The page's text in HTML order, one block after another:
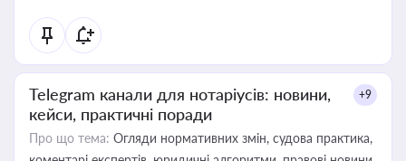
Telegram канали для нотаріусів: новини,
кейси, практичні поради
+9
Про що тема: Огляди нормативних змін, судова практика,